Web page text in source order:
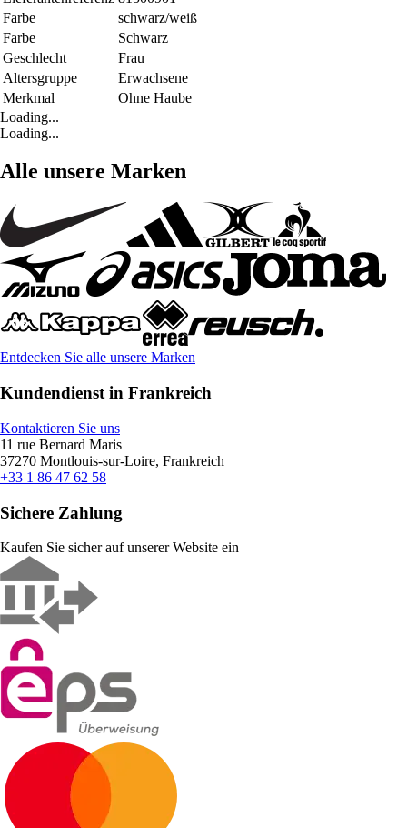
Farbe
schwarz/weiß
Farbe
Schwarz
Geschlecht
Frau
Altersgruppe
Erwachsene
Merkmal
Ohne Haube
Loading...
Loading...
Alle unsere Marken
Entdecken Sie alle unsere Marken
Kundendienst in Frankreich
Kontaktieren Sie uns
11 rue Bernard Maris
37270 Montlouis-sur-Loire, Frankreich
+33 1 86 47 62 58
Sichere Zahlung
Kaufen Sie sicher auf unserer Website ein